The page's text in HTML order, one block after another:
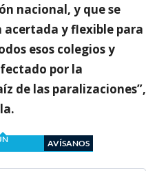
nacional, y que se
y flexible para
esos colegios y
por la
de las paralizaciones”,
AVÍSANOS